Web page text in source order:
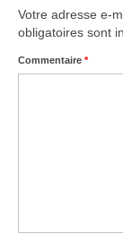
Votre adresse e-
obligatoires sont
Commentaire *